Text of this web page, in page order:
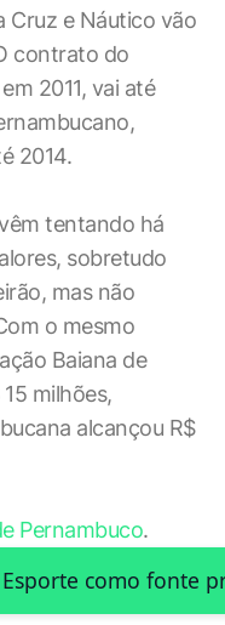
Cruz e Náutico vão
contrato do
2011, vai até
2014.
tentando há
sobretudo
mas não
o mesmo
Baiana de
milhões,
alcançou R$
Pernambuco.
como fonte